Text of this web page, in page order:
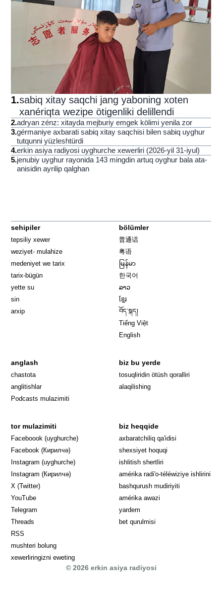
1.sabiq xitay saqchi jang yaboning xoten
xanériqta wezipe ötigenliki delillendi
2.adryan zénz: xitayda mejburiy emgek kölimi yenila zor
3.gérmaniye axbarati sabiq xitay saqchisi bilen sabiq uyghur
tutqunni yüzleshtürdi
4.erkin asiya radiyosi uyghurche xewerliri (2026-yil 31-iyul)
5.jenubiy uyghur rayonida 143 mingdin artuq oyghur bala ata-
anisidin ayrilip qalghan
sehipiler
tepsiliy xewer
weziyet- mulahize
medeniyet we tarix
tarix-bügün
yette su
sin
arxip
bölümler
普通话
粤语
မြန်မာ
한국어
ລາວ
ខ្មែរ
བོད་སྐད།
Tiếng Việt
English
anglash
chastota
anglitishlar
Podcasts mulazimiti
biz bu yerde
tosuqliridin ötüsh qoralliri
alaqilishing
tor mulazimiti
Faceboook (uyghurche) Opens in new window
Facebook (Кирилчә) Opens in new window
Instagram (uyghurche) Opens in new window
Instagram (Кирилчә) Opens in new window
X (Twitter)
YouTube
Telegram
Threads
RSS
mushteri bolung
xewerliringizni eweting
biz heqqide
axbaratchiliq qa'idisi
shexsiyet hoquqi
ishlitish shertliri
amérika radi'o-téléwiziye ishlirini
bashqurush mudiriyiti
amérika awazi
yardem
bet qurulmisi
© 2026 erkin asiya radiyosi